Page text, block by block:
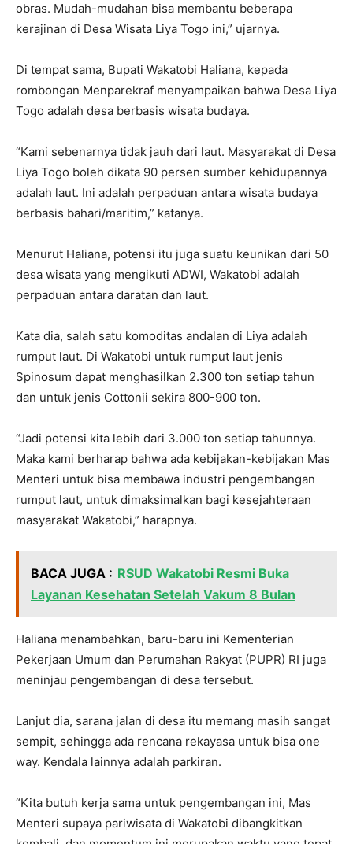
obras. Mudah-mudahan bisa membantu beberapa
kerajinan di Desa Wisata Liya Togo ini,” ujarnya.
Di tempat sama, Bupati Wakatobi Haliana, kepada
rombongan Menparekraf menyampaikan bahwa Desa Liya
Togo adalah desa berbasis wisata budaya.
“Kami sebenarnya tidak jauh dari laut. Masyarakat di Desa
Liya Togo boleh dikata 90 persen sumber kehidupannya
adalah laut. Ini adalah perpaduan antara wisata budaya
berbasis bahari/maritim,” katanya.
Menurut Haliana, potensi itu juga suatu keunikan dari 50
desa wisata yang mengikuti ADWI, Wakatobi adalah
perpaduan antara daratan dan laut.
Kata dia, salah satu komoditas andalan di Liya adalah
rumput laut. Di Wakatobi untuk rumput laut jenis
Spinosum dapat menghasilkan 2.300 ton setiap tahun
dan untuk jenis Cottonii sekira 800-900 ton.
“Jadi potensi kita lebih dari 3.000 ton setiap tahunnya.
Maka kami berharap bahwa ada kebijakan-kebijakan Mas
Menteri untuk bisa membawa industri pengembangan
rumput laut, untuk dimaksimalkan bagi kesejahteraan
masyarakat Wakatobi,” harapnya.
BACA JUGA : RSUD Wakatobi Resmi Buka
Layanan Kesehatan Setelah Vakum 8 Bulan
Haliana menambahkan, baru-baru ini Kementerian
Pekerjaan Umum dan Perumahan Rakyat (PUPR) RI juga
meninjau pengembangan di desa tersebut.
Lanjut dia, sarana jalan di desa itu memang masih sangat
sempit, sehingga ada rencana rekayasa untuk bisa one
way. Kendala lainnya adalah parkiran.
“Kita butuh kerja sama untuk pengembangan ini, Mas
Menteri supaya pariwisata di Wakatobi dibangkitkan